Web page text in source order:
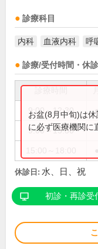
診療科目
内科 血液内科 呼
診療/受付時間・休
9:00～12:30
9:00～13:30
お盆(8月中旬)は
に必ず医療機関に
休診日: 水、日、祝
初診・再診受